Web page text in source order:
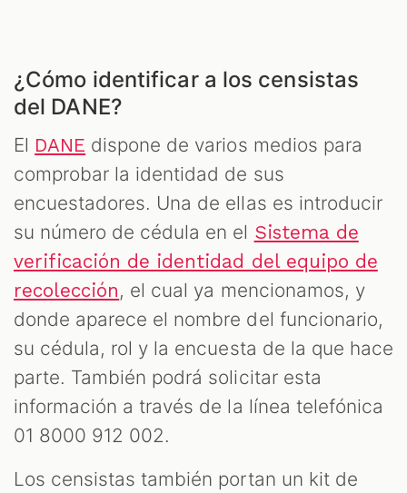
¿Cómo identificar a los censistas
del DANE?
El DANE dispone de varios medios para
comprobar la identidad de sus
encuestadores. Una de ellas es introducir
su número de cédula en el Sistema de
verificación de identidad del equipo de
recolección, el cual ya mencionamos, y
donde aparece el nombre del funcionario,
su cédula, rol y la encuesta de la que hace
parte. También podrá solicitar esta
información a través de la línea telefónica
01 8000 912 002.
Los censistas también portan un kit de